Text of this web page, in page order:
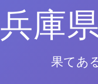
兵庫
果てあ